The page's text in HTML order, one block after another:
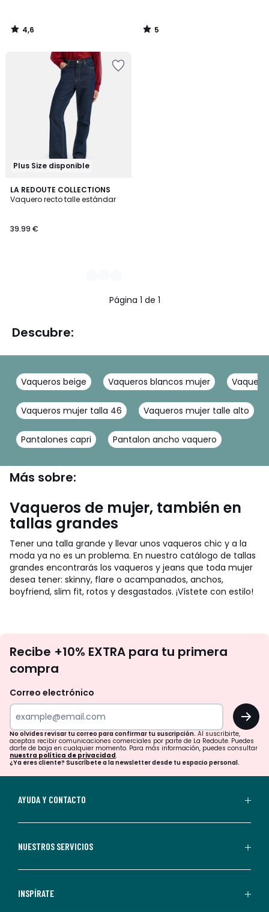
4,6
/
5
/
Plus Size disponible
LA REDOUTE COLLECTIONS
Vaquero recto talle estándar
39.99 €
2
Colores
Página 1 de 1
Descubre:
Vaqueros beige Vaqueros blancos mujer
Vaqueros mujer talla 46 Vaqueros mujer talle alto
Pantalones capri Pantalon ancho vaquero
Más sobre:
Vaqueros de mujer, también en
tallas grandes
Tener una talla grande y llevar unos vaqueros chic y a la
moda ya no es un problema. En nuestro catálogo de tallas
grandes encontrarás los vaqueros y jeans que toda mujer
desea tener: skinny, flare o acampanados, anchos,
boyfriend, slim fit, rotos y desgastados. ¡Vístete con estilo!
te
tu
para
confirmar
tu
suscripción.
aceptas
comerciales
personalizadas
Recibe +10% EXTRA para tu primera
compra
Correo electrónico
OK
No olvides revisar tu correo para confirmar tu suscripción. Al suscribirte,
aceptas recibir comunicaciones comerciales por parte de La Redoute. Puedes
darte de baja en cualquier momento. Para más información, puedes consultar
nuestra política de privacidad.
¿Ya eres cliente? Suscríbete a la newsletter desde tu espacio personal.
AYUDA Y CONTACTO
NUESTROS SERVICIOS
INSPÍRATE